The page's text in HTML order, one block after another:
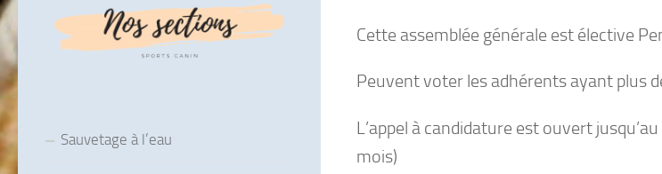
Cette assemblée générale est élective
Peuvent voter les adhérents ayant plus
L’appel à candidature est ouvert
mois)
Sauvetage à l’eau